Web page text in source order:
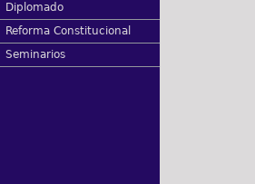
Diplomado
Reforma Constitucional
Seminarios